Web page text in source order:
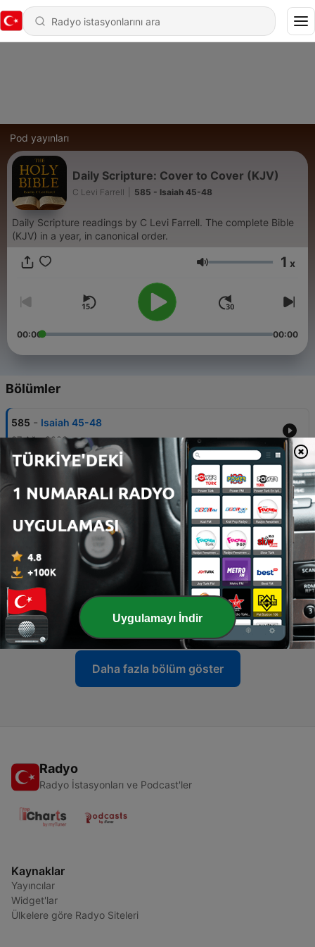
Pod yayınları
Daily Scripture: Cover to Cover (KJV)
C Levi Farrell 585 - Isaiah 45-48
Daily Scripture readings by C Levi Farrell. The complete Bible
(KJV) in a year, in canonical order.
Ses 1 x
00:00 00:00
Bölümler
585 - Isaiah 45-48
07 Ağu 2026
584 - Isaiah 42-44
Isaiah 36-41
05 Ağu 2026
582 - Isaiah 31-35
04 Ağu 2026
581 - Isaiah 28-30
03 Ağu 2026
Daha fazla bölüm göster
Radyo
Radyo İstasyonları ve Podcast'ler
Kaynaklar
Yayıncılar
Widget'lar
Ülkelere göre Radyo Siteleri
Uygulamayı İndir